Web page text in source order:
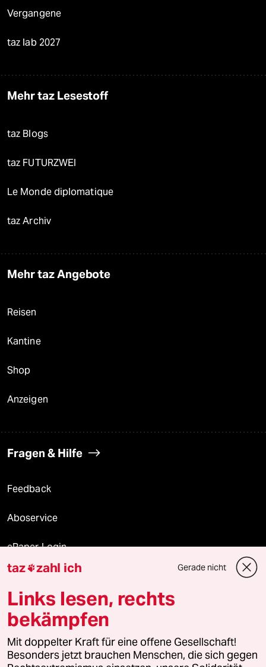
Vergangene
taz lab 2027
Mehr taz Lesestoff
taz Blogs
taz FUTURZWEI
Le Monde diplomatique
taz Archiv
Mehr taz Angebote
Reisen
Kantine
Shop
Anzeigen
Fragen & Hilfe
Feedback
Aboservice
ePaper Login
Downloads für Abonnierende
© 2026 taz Verlags und Vertriebs GmbH
Alle Rechte vorbehalten. Bei rechtlichen Fragen oder für Genehmigungen
wenden Sie sich bitte an
lizenzen@taz.de
taz zahl ich Gerade nicht
Links lesen, rechts
bekämpfen
Mit doppelter Kraft für eine offene Gesellschaft!
Besonders jetzt brauchen Menschen, die sich gegen